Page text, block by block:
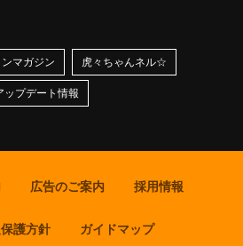
マガジン 虎々ちゃんネル☆
ップデート情報
広告のご案内 採用情報
護方針 ガイドマップ